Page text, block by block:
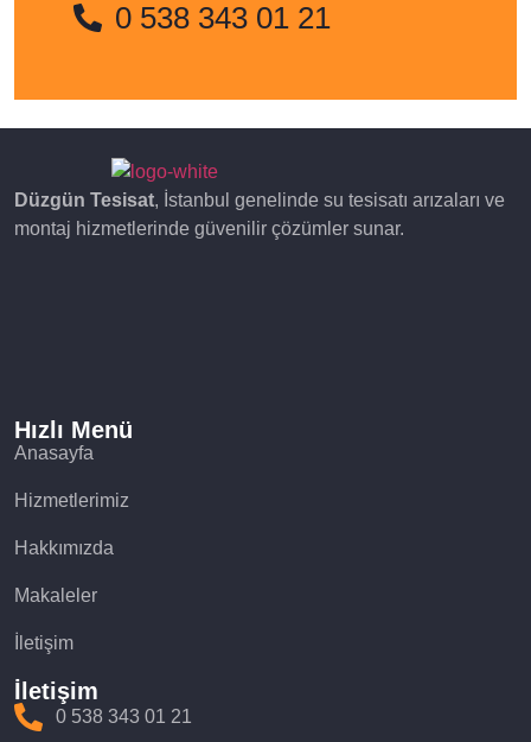
0 538 343 01 21
Düzgün Tesisat, İstanbul genelinde su tesisatı arızaları ve
montaj hizmetlerinde güvenilir çözümler sunar.
Hızlı Menü
Anasayfa
Hizmetlerimiz
Hakkımızda
Makaleler
İletişim
İletişim
0 538 343 01 21